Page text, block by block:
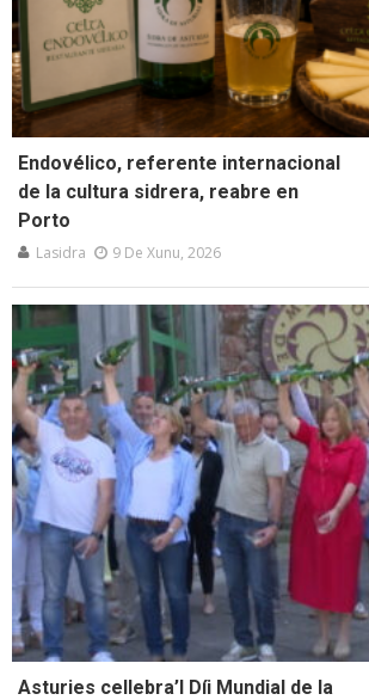
Endovélico, referente internacional
de la cultura sidrera, reabre en
Porto
Lasidra 9 De Xunu, 2026
Asturies cellebra’l Díi Mundial de la